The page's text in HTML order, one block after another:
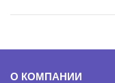
О КОМПАНИИ